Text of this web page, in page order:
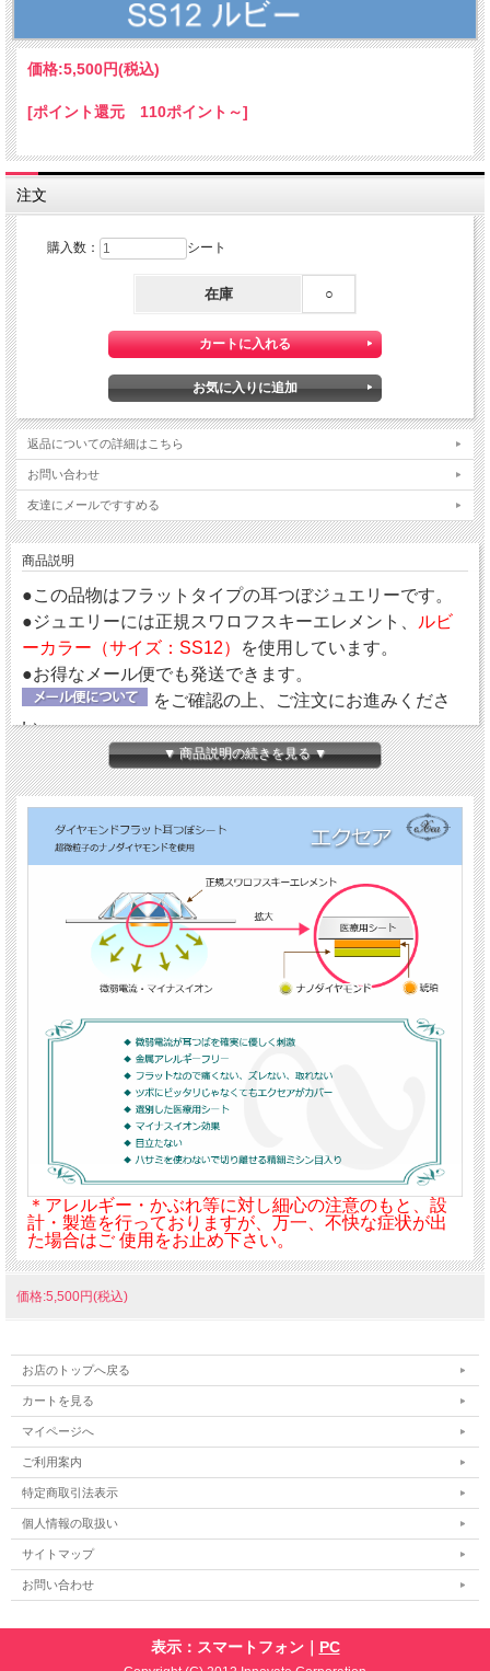
価格:5,500円(税込)
[ポイント還元 110ポイント～]
注文
購入数： シート
在庫 ○
返品についての詳細はこちら
お問い合わせ
友達にメールですすめる
商品説明
●この品物はフラットタイプの耳つぼジュエリーです。
●ジュエリーには正規スワロフスキーエレメント、
ルビ
ーカラー（サイズ：SS12）
を使用しています。
●お得なメール便でも発送できます。
をご確認の上、ご注文にお進みくださ
い。
【ダイヤモンドの微弱電流】
エクセアは、肌に触れた瞬間から微弱電流を流し始め耳
つぼを優しく刺激するフラットタイプの耳つぼシートで
す。耳つぼに直接あたるパッド部分に、電位（電圧）を
持った特別なナノダイヤモンドを使用しています。
【金属アレルギーフリー＆クリーン】
鉱物であるダイヤモンド（ナノダイヤモンド）には、金
属や、身体に悪影響を及ぼす成分が含まれていません。
エクセアについては、『耳つぼシート エクセア』
詳しくご紹介していますので、ご参照ください。
▼ 商品説明の続きを見る ▼
＊アレルギー・かぶれ等に対し細心の注意のもと、設
計・製造を行っておりますが、万一、不快な症状が出
た場合はご 使用をお止め下さい。
価格:5,500円(税込)
お店のトップへ戻る
カートを見る
マイページへ
ご利用案内
特定商取引法表示
個人情報の取扱い
サイトマップ
お問い合わせ
表示：スマートフォン｜ PC